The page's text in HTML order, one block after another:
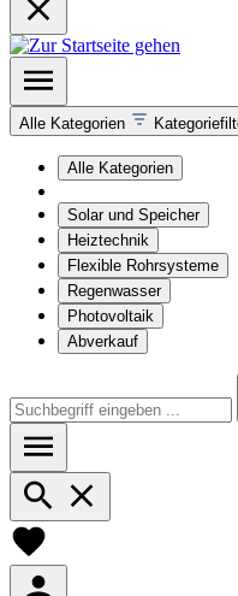
Alle Kategorien
Alle Kategorien
Solar und Speicher
Heiztechnik
Flexible Rohrsysteme
Regenwasser
Photovoltaik
Abverkauf